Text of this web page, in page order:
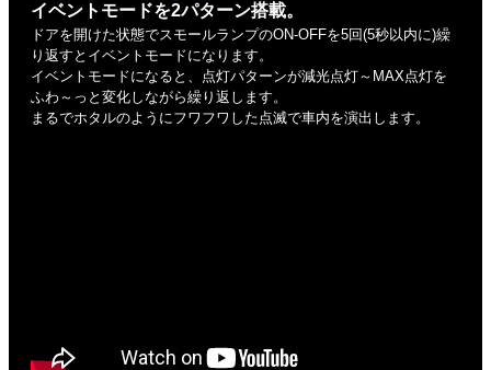
イベントモードを2パターン搭載。
ドアを開けた状態でスモールランプのON-OFFを5回(5秒以内に)繰
り返すとイベントモードになります。
イベントモードになると、点灯パターンが減光点灯～MAX点灯を
ふわ～っと変化しながら繰り返します。
まるでホタルのようにフワフワした点滅で車内を演出します。